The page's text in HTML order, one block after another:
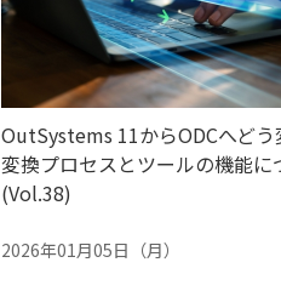
OutSystems 11からODCへどう
変換プロセスとツールの機能に
(Vol.38)
2026年01月05日（月）